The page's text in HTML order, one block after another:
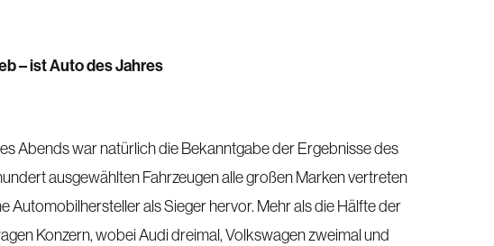
– ist Auto des Jahres
Abends war natürlich die Bekanntgabe der Ergebnisse des
ausgewählten Fahrzeugen alle großen Marken vertreten
Automobilhersteller als Sieger hervor. Mehr als die Hälfte der
Konzern, wobei Audi dreimal, Volkswagen zweimal und